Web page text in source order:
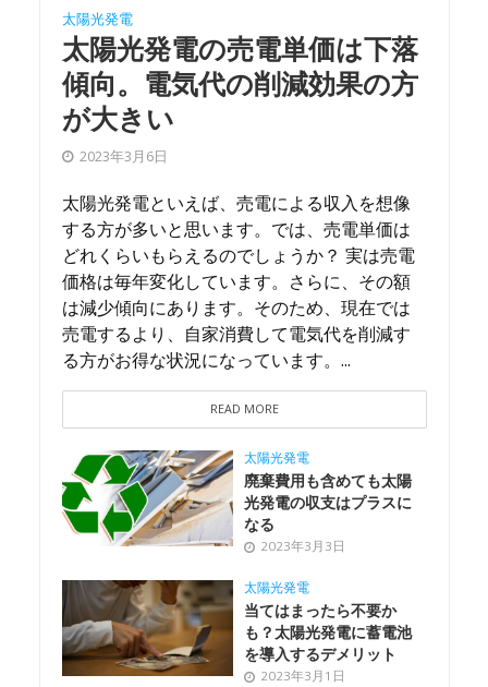
太陽光発電
太陽光発電の売電単価は下落
傾向。電気代の削減効果の方
が大きい
2023年3月6日
太陽光発電といえば、売電による収入を想像
する方が多いと思います。では、売電単価は
どれくらいもらえるのでしょうか？ 実は売電
価格は毎年変化しています。さらに、その額
は減少傾向にあります。そのため、現在では
売電するより、自家消費して電気代を削減す
る方がお得な状況になっています。...
READ MORE
太陽光発電
廃棄費用も含めても太陽
光発電の収支はプラスに
なる
2023年3月3日
太陽光発電
当てはまったら不要か
も？太陽光発電に蓄電池
を導入するデメリット
2023年3月1日